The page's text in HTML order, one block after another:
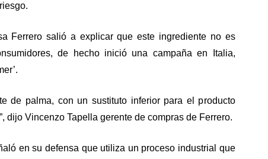
Ferrero salió a explicar que este ingrediente no es
de hecho inició una campaña en Italia,
de palma, con un sustituto inferior para el producto
dijo Vincenzo Tapella gerente de compras de Ferrero.
en su defensa que utiliza un proceso industrial que